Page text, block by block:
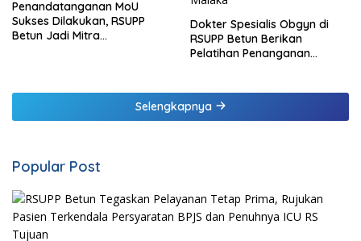
Penandatanganan MoU
Sukses Dilakukan, RSUPP
Betun Jadi Mitra
Dokter Spesialis Obgyn di
RSUPP Betun Berikan
Pelatihan Penanganan
Malaka
Selengkapnya
Popular Post